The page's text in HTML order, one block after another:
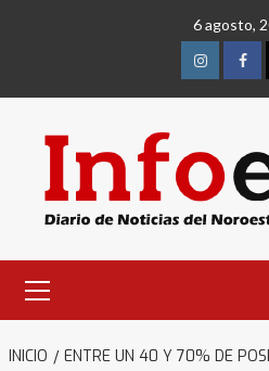
6 agosto,
Instagram
primario
INICIO
ENTRE UN 40 Y 70% DE